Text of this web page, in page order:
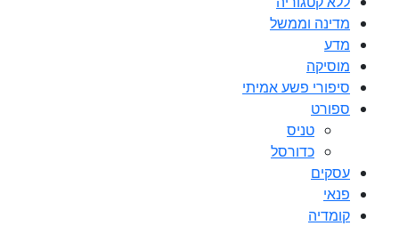
מדינה וממשל
מדע
מוסיקה
סיפורי פשע אמיתי
ספורט
טניס
כדורסל
עסקים
פנאי
קומדיה